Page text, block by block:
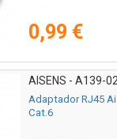
0,99 €
AISENS - A139-
Adaptador RJ45
Cat.6